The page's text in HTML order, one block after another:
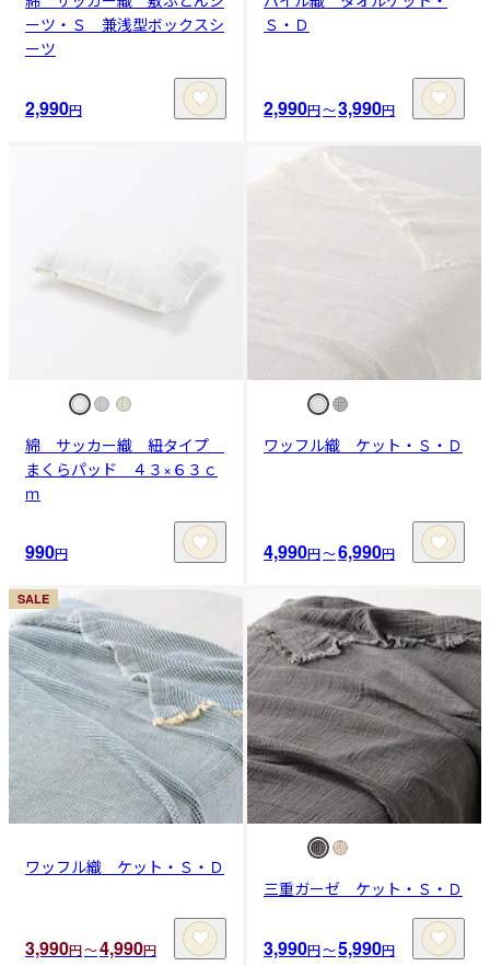
ーツ・Ｓ 兼浅型ボックスシ
ーツ
2,990円
Ｓ・Ｄ
2,990円〜3,990円
綿 サッカー織 紐タイプ
まくらパッド ４３×６３ｃ
ｍ
990円
ワッフル織 ケット・Ｓ・Ｄ
4,990円〜6,990円
SALE
ワッフル織 ケット・Ｓ・Ｄ
3,990円〜4,990円
三重ガーゼ ケット・Ｓ・Ｄ
3,990円〜5,990円